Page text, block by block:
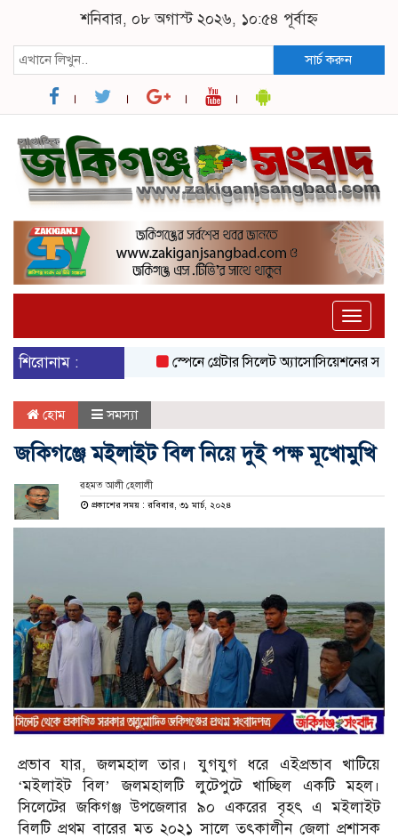
শনিবার, ০৮ অগাস্ট ২০২৬, ১০:৫৪ পূর্বাহ্ন
সার্চ করুন
Toggle
শিরোনাম :
স্পেনে গ্রেটার সিলেট অ্যাসোসিয়েশনের
হোম সমস্যা
জকিগঞ্জে মইলাইট বিল নিয়ে দুই পক্ষ মূখোমুখি
রহমত আলী হেলালী
প্রকাশের সময় : রবিবার, ৩১ মার্চ, ২০২৪
প্রভাব যার, জলমহাল তার। যুগযুগ ধরে এইপ্রভাব খাটিয়ে
‘মইলাইট বিল’ জলমহালটি লুটেপুটে খাচ্ছিল একটি মহল।
সিলেটের জকিগঞ্জ উপজেলার ৯০ একরের বৃহৎ এ মইলাইট
বিলটি প্রথম বারের মত ২০২১ সালে তৎকালীন জেলা প্রশাসক